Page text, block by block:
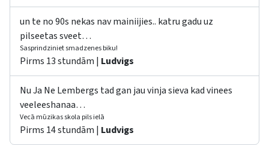
un te no 90s nekas nav mainiijies.. katru gadu uz
pilseetas sveet…
Sasprindziniet smadzenes biku!
Pirms 13 stundām | Ludvigs
Nu Ja Ne Lembergs tad gan jau vinja sieva kad vinees
veeleeshanaa…
Vecā mūzikas skola pils ielā
Pirms 14 stundām | Ludvigs